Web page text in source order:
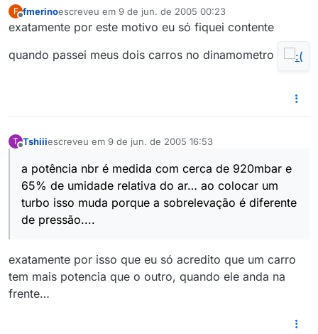
F
Offline
fmerinoescreveu em 9 de jun. de 2005 00:23
última edição por
exatamente por este motivo eu só fiquei contente
quando passei meus dois carros no dinamometro
T Tshiiiescreveu em 9 de jun. de 2005 16:53
última edição por
a potência nbr é medida com cerca de 920mbar e
65% de umidade relativa do ar… ao colocar um
turbo isso muda porque a sobrelevação é diferente
de pressão....
exatamente por isso que eu só acredito que um carro
tem mais potencia que o outro, quando ele anda na
frente…